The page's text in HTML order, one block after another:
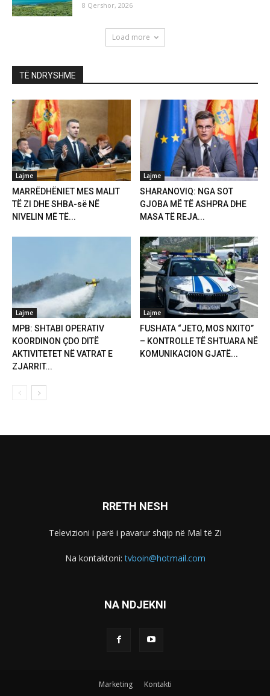
8 Qershor, 2026
Load more
TË NDRYSHME
Lajme
MARRËDHËNIET MES MALIT
TË ZI DHE SHBA-së NË
NIVELIN MË TË...
Lajme
SHARANOVIQ: NGA SOT
GJOBA MË TË ASHPRA DHE
MASA TË REJA...
Lajme
MPB: SHTABI OPERATIV
KOORDINON ÇDO DITË
AKTIVITETET NË VATRAT E
ZJARRIT...
Lajme
FUSHATA “JETO, MOS NXITO”
– KONTROLLE TË SHTUARA NË
KOMUNIKACION GJATË...
RRETH NESH
Televizioni i parë i pavarur shqip në Mal të Zi
Na kontaktoni:tvboin@hotmail.com
NA NDJEKNI
Marketing Kontakti